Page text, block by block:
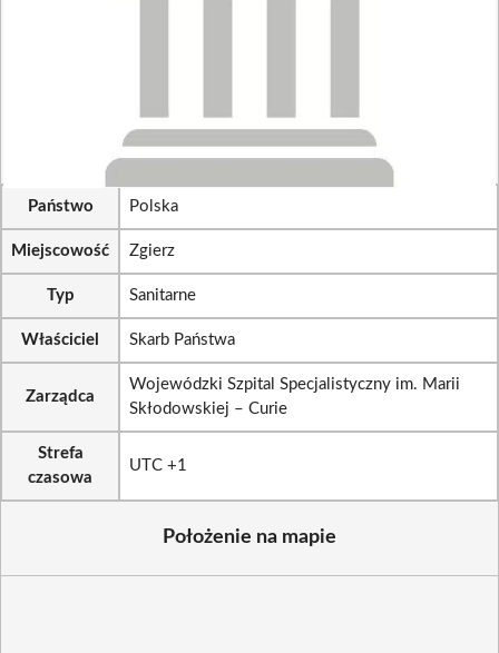
Państwo Polska
Miejscowość Zgierz
Typ Sanitarne
Właściciel Skarb Państwa
Zarządca
Wojewódzki Szpital Specjalistyczny im. Marii
Skłodowskiej – Curie
Strefa
czasowa
UTC +1
Położenie na mapie